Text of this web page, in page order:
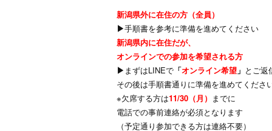
新潟県外に在住の方（全員）
▶手順書を参考に準備を進めてください
新潟県内に在住だが、
オンラインでの参加を希望される方
▶ まずはLINEで 「オンライン希望 」 とご返
その後は手順書通りに準備を進めてくださ
※欠席する方は11/30（月） までに
電話での事前連絡が必須となります
（予定通り参加できる方は連絡不要）